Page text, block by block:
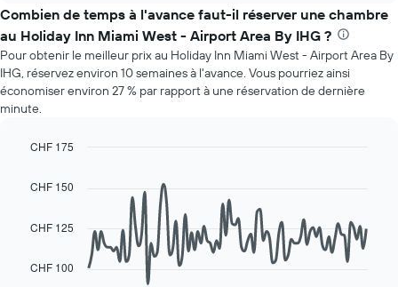
le
graphique,
1
axe
Y
indiquent
le
moyen
chambre
indique
le
prix
moyen
d'une
chambre
par
Sur
graphique,
les
Combien de temps à l'avance faut-il réserver une chambre
au Holiday Inn Miami West - Airport Area By IHG ?
Pour obtenir le meilleur prix au Holiday Inn Miami West - Airport Area By
IHG, réservez environ 10 semaines à l'avance. Vous pourriez ainsi
économiser environ 27 % par rapport à une réservation de dernière
minute.
with
data
points.
Le
CHF 100
CHF 125
CHF 150
CHF 175